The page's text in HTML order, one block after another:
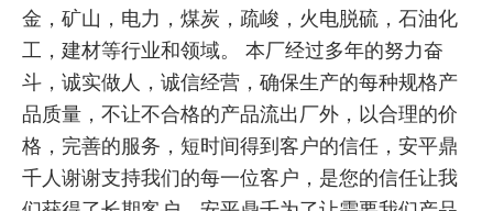
金，矿山，电力，煤炭，疏峻，火电脱硫，石油化
工，建材等行业和领域。 本厂经过多年的努力奋
斗，诚实做人，诚信经营，确保生产的每种规格产
品质量，不让不合格的产品流出厂外，以合理的价
格，完善的服务，短时间得到客户的信任，安平鼎
千人谢谢支持我们的每一位客户，是您的信任让我